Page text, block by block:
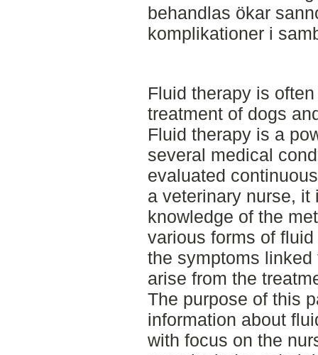
behandlas ökar
komplikationer i
Fluid therapy is
treatment of dogs
Fluid therapy is a
several medical
evaluated
a veterinary nurse, it
knowledge of the
various forms of
the symptoms
arise from the
The purpose of this
information about
with focus on the